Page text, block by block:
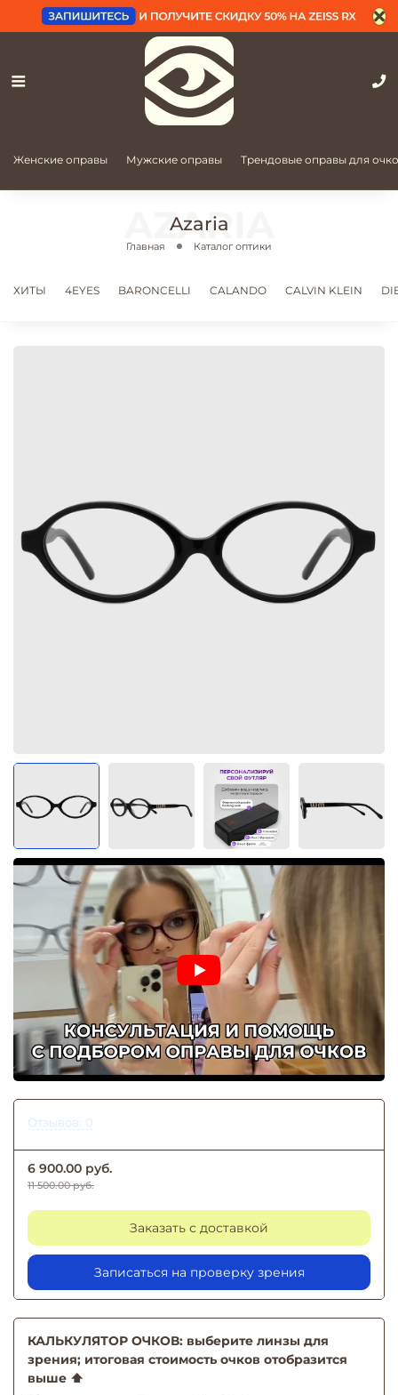
Женские оправы Мужские оправы Трендовые оправы для
Azaria
Главная Каталог оптики
ХИТЫ 4EYES BARONCELLI CALANDO CALVIN KLEIN
Отзывов: 0
6 900.00 руб.
11 500.00 руб.
Заказать с доставкой
Записаться на проверку зрения
КАЛЬКУЛЯТОР ОЧКОВ: выберите линзы для
зрения; итоговая стоимость очков отобразится
выше ⬆️